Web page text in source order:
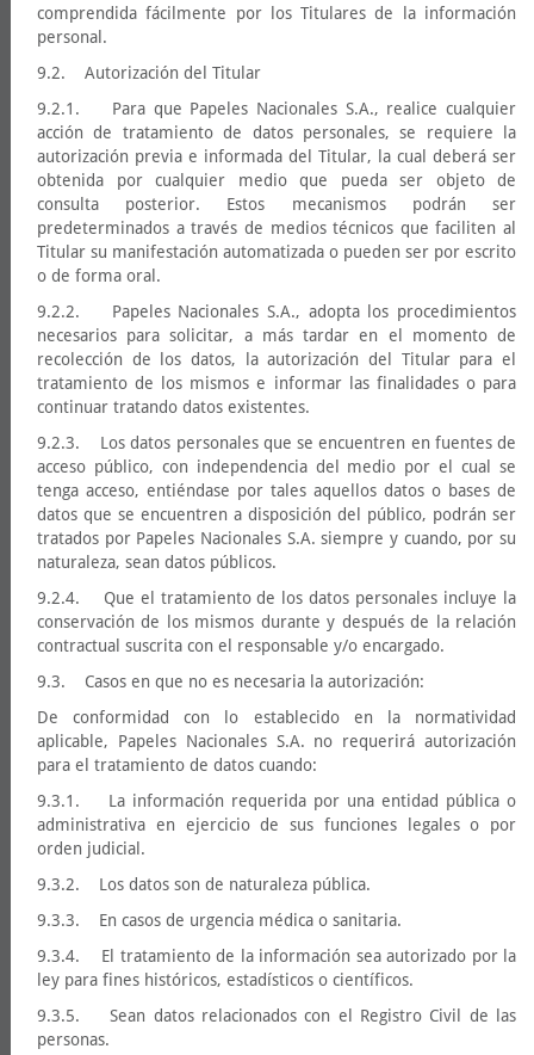
comprendida fácilmente por los Titulares de la información
personal.
9.2. Autorización del Titular
9.2.1. Para que Papeles Nacionales S.A., realice cualquier
acción de tratamiento de datos personales, se requiere la
autorización previa e informada del Titular, la cual deberá ser
obtenida por cualquier medio que pueda ser objeto de
consulta posterior. Estos mecanismos podrán ser
predeterminados a través de medios técnicos que faciliten al
Titular su manifestación automatizada o pueden ser por escrito
o de forma oral.
9.2.2. Papeles Nacionales S.A., adopta los procedimientos
necesarios para solicitar, a más tardar en el momento de
recolección de los datos, la autorización del Titular para el
tratamiento de los mismos e informar las finalidades o para
continuar tratando datos existentes.
9.2.3. Los datos personales que se encuentren en fuentes de
acceso público, con independencia del medio por el cual se
tenga acceso, entiéndase por tales aquellos datos o bases de
datos que se encuentren a disposición del público, podrán ser
tratados por Papeles Nacionales S.A. siempre y cuando, por su
naturaleza, sean datos públicos.
9.2.4. Que el tratamiento de los datos personales incluye la
conservación de los mismos durante y después de la relación
contractual suscrita con el responsable y/o encargado.
9.3. Casos en que no es necesaria la autorización:
De conformidad con lo establecido en la normatividad
aplicable, Papeles Nacionales S.A. no requerirá autorización
para el tratamiento de datos cuando:
9.3.1. La información requerida por una entidad pública o
administrativa en ejercicio de sus funciones legales o por
orden judicial.
9.3.2. Los datos son de naturaleza pública.
9.3.3. En casos de urgencia médica o sanitaria.
9.3.4. El tratamiento de la información sea autorizado por la
ley para fines históricos, estadísticos o científicos.
9.3.5. Sean datos relacionados con el Registro Civil de las
personas.